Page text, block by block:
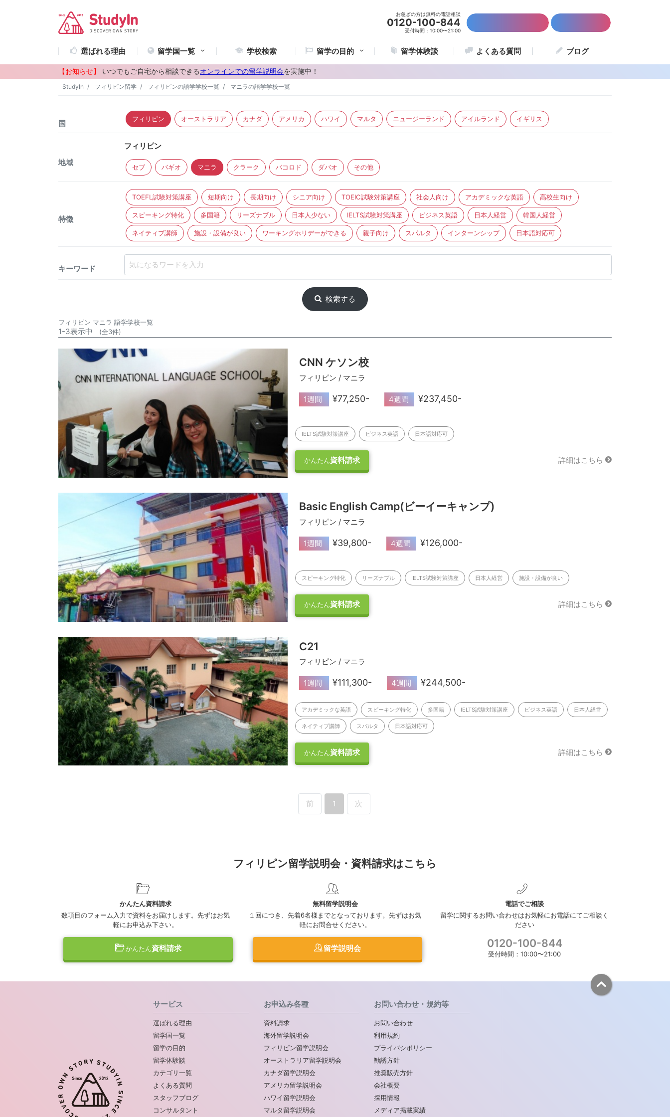
お急ぎの方は無料の電話相談
0120-100-844
受付時間：10:00〜21:00
選ばれる理由 留学国一覧 学校検索 留学の目的 留学体験談 よくある質問 ブログ
【お知らせ】 いつでもご自宅から相談できるオンラインでの留学説明会を実施中！
StudyIn フィリピン留学 フィリピンの語学学校一覧 マニラの語学学校一覧
国 フィリピン オーストラリア カナダ アメリカ ハワイ マルタ ニュージーランド アイルランド イギリス
地域
フィリピン
セブ バギオ マニラ クラーク バコロド ダバオ その他
特徴
TOEFL試験対策講座 短期向け 長期向け シニア向け TOEIC試験対策講座 社会人向け アカデミックな英語 高校生向け
スピーキング特化 多国籍 リーズナブル 日本人少ない IELTS試験対策講座 ビジネス英語 日本人経営 韓国人経営
ネイティブ講師 施設・設備が良い ワーキングホリデーができる 親子向け スパルタ インターンシップ 日本語対応可
キーワード
検索する
フィリピン マニラ 語学学校一覧
1-3表示中 (全3件)
CNN ケソン校
フィリピン / マニラ
1週間 ¥77,250- 4週間 ¥237,450-
IELTS試験対策講座 ビジネス英語 日本語対応可
かんたん資料請求 詳細はこちら
Basic English Camp(ビーイーキャンプ)
フィリピン / マニラ
1週間 ¥39,800- 4週間 ¥126,000-
スピーキング特化 リーズナブル IELTS試験対策講座 日本人経営 施設・設備が良い
かんたん資料請求 詳細はこちら
C21
フィリピン / マニラ
1週間 ¥111,300- 4週間 ¥244,500-
アカデミックな英語 スピーキング特化 多国籍 IELTS試験対策講座 ビジネス英語 日本人経営
ネイティブ講師 スパルタ 日本語対応可
かんたん資料請求 詳細はこちら
前 1 次
フィリピン留学説明会・資料請求はこちら
かんたん資料請求
数項目のフォーム入力で資料をお届けします。先ずはお気
軽にお申込み下さい。
かんたん資料請求
無料留学説明会
１回につき、先着6名様までとなっております。先ずはお気
軽にお問合せください。
留学説明会
電話でご相談
留学に関するお問い合わせはお気軽にお電話にてご相談く
ださい
0120-100-844
受付時間：10:00〜21:00
サービス
選ばれる理由
留学国一覧
留学の目的
留学体験談
カテゴリ一覧
よくある質問
スタッフブログ
コンサルタント
お申込み各種
資料請求
海外留学説明会
フィリピン留学説明会
オーストラリア留学説明会
カナダ留学説明会
アメリカ留学説明会
ハワイ留学説明会
マルタ留学説明会
お問い合わせ・規約等
お問い合わせ
利用規約
プライバシポリシー
勧誘方針
推奨販売方針
会社概要
採用情報
メディア掲載実績